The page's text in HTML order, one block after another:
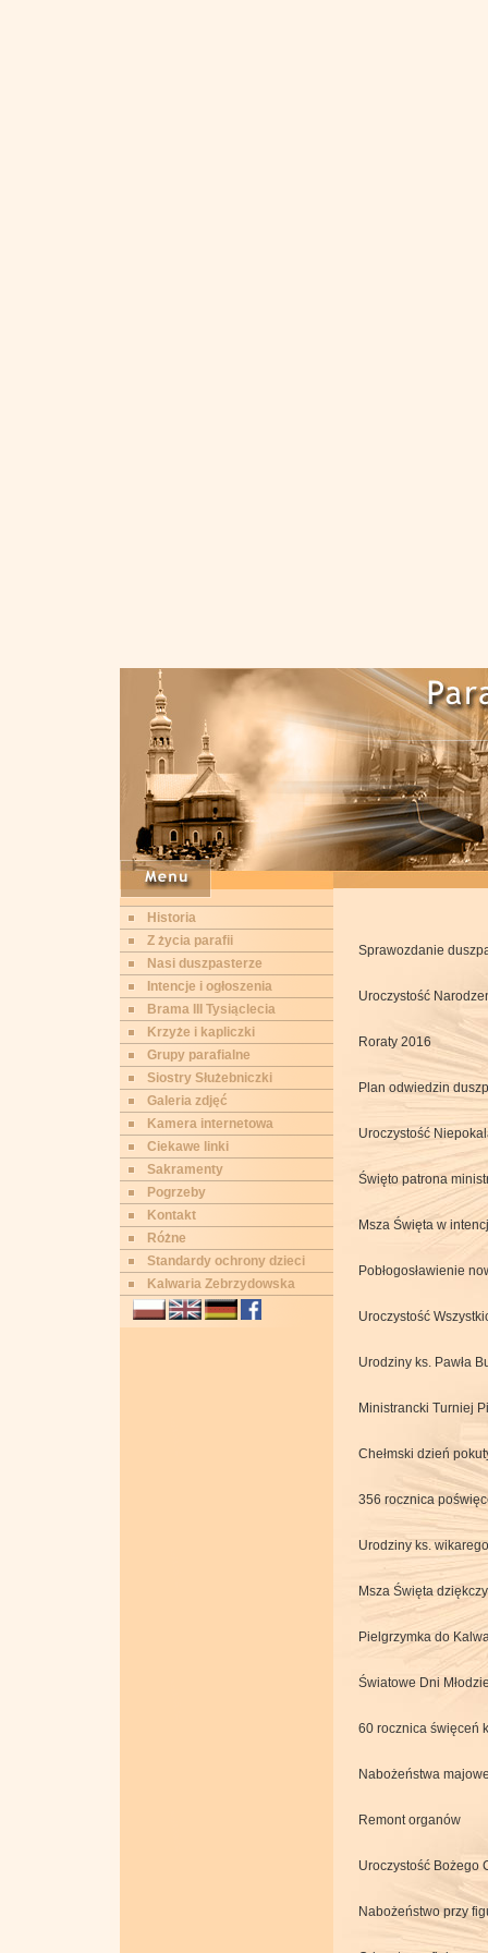
Historia
Z życia parafii
Nasi duszpasterze
Intencje i ogłoszenia
Brama III Tysiąclecia
Krzyże i kapliczki
Grupy parafialne
Siostry Służebniczki
Galeria zdjęć
Kamera internetowa
Ciekawe linki
Sakramenty
Pogrzeby
Kontakt
Różne
Standardy ochrony dzieci
Kalwaria Zebrzydowska
Sprawozdanie
Uroczystość
Roraty 2016
Plan odwiedzin
Uroczystość
Święto patrona
Msza Święta w
Pobłogosławienie
Uroczystość
Urodziny ks. Pawła
Ministrancki Turniej
Chełmski dzień
356 rocznica
Urodziny ks. wikarego
Msza Święta
Pielgrzymka do
Światowe Dni
60 rocznica święceń
Nabożeństwa
Remont organów
Uroczystość Bożego
Nabożeństwo przy